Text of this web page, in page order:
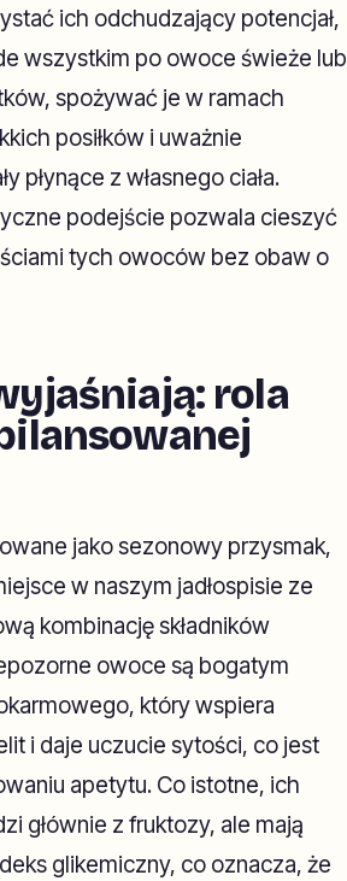
ich odchudzający potencjał,
wszystkim po owoce świeże lub
spożywać je w ramach
posiłków i uważnie
płynące z własnego ciała.
podejście pozwala cieszyć
tych owoców bez obaw o
rola
jako sezonowy przysmak,
w naszym jadłospisie ze
kombinację składników
owoce są bogatym
który wspiera
i daje uczucie sytości, co jest
apetytu. Co istotne, ich
głównie z fruktozy, ale mają
glikemiczny, co oznacza, że